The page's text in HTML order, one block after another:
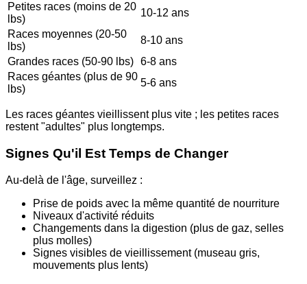
Petites races (moins de 20
lbs)
10-12 ans
Races moyennes (20-50
lbs)
8-10 ans
Grandes races (50-90 lbs) 6-8 ans
Races géantes (plus de 90
lbs)
5-6 ans
Les races géantes vieillissent plus vite ; les petites races
restent "adultes" plus longtemps.
Signes Qu'il Est Temps de Changer
Au-delà de l'âge, surveillez :
Prise de poids avec la même quantité de nourriture
Niveaux d'activité réduits
Changements dans la digestion (plus de gaz, selles
plus molles)
Signes visibles de vieillissement (museau gris,
mouvements plus lents)